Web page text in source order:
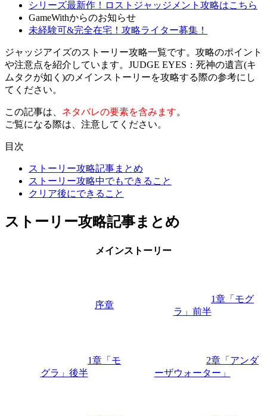
シリーズ最新作！ロストジャッジメント攻略はこちら
GameWithからのお知らせ
未経験可&完全在宅！攻略ライター募集！
ジャッジアイズのストーリー攻略一覧です。攻略のポイント
や注意点を紹介しています。JUDGE EYES：死神の遺言(キ
ムタクが如く)のメインストーリーを攻略する際の参考にし
てください。
この記事は、 ネタバレの要素を含みます。
ご覧になる際は、注意してください。
目次
ストーリー攻略記事まとめ
ストーリー攻略中でもできること
クリア後にできること
ストーリー攻略記事まとめ
メインストーリー
序章
1章「モグ
ラ」前半
1章「モ
グラ」後半
2章「アンダ
ーザウォーター」